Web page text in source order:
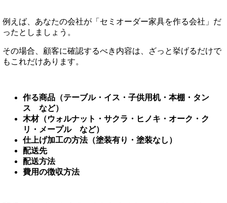
例えば、あなたの会社が「セミオーダー家具を作る会社」だ
ったとしましょう。
その場合、顧客に確認するべき内容は、ざっと挙げるだけで
もこれだけあります。
作る商品（テーブル・イス・子供用机・本棚・タン
ス など）
木材（ウォルナット・サクラ・ヒノキ・オーク・ク
リ・メープル など）
仕上げ加工の方法（塗装有り・塗装なし）
配送先
配送方法
費用の徴収方法